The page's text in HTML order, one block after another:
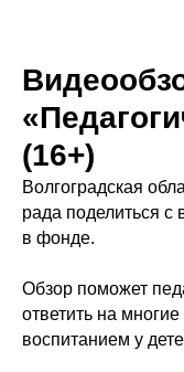
(16+)
Волгоградская
рада поделиться
в фонде.
Обзор поможет
ответить на
воспитанием у